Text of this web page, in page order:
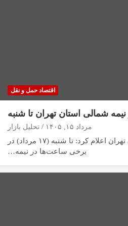
اقتصاد حمل و نقل
نیمه شمالی استان تهران تا شنبه
مرداد ۱۵, ۱۴۰۵ تحلیل بازار
اداره کل هواشناسی استان تهران اعلام کرد: تا شنبه (۱۷ مرداد) در
برخی ساعت‌ها در نیمه…